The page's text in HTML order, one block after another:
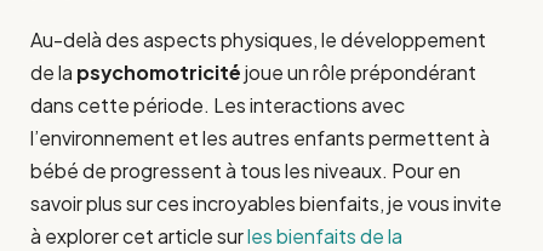
Au-delà des aspects physiques, le développement
de la psychomotricitéjoue un rôle prépondérant
dans cette période. Les interactions avec
l’environnement et les autres enfants permettent à
bébé de progressent à tous les niveaux. Pour en
savoir plus sur ces incroyables bienfaits, je vous invite
à explorer cet article surles bienfaits de la